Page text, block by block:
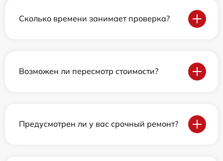
Сколько времени занимает проверка?
Возможен ли пересмотр стоимости?
Предусмотрен ли у вас срочный ремонт?